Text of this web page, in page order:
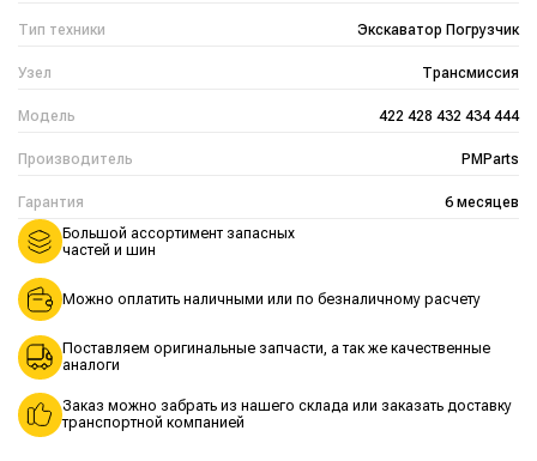
Тип техники Экскаватор Погрузчик
Узел Трансмиссия
Модель 422 428 432 434 444
Производитель PMParts
Гарантия 6 месяцев
Большой ассортимент запасных
частей и шин
Можно оплатить наличными или по безналичному расчету
Поставляем оригинальные запчасти, а так же качественные
аналоги
Заказ можно забрать из нашего склада или заказать доставку
транспортной компанией